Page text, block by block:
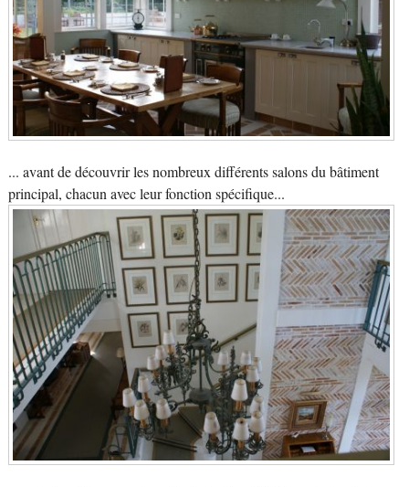
... avant de découvrir les nombreux différents salons du bâtiment
principal, chacun avec leur fonction spécifique...